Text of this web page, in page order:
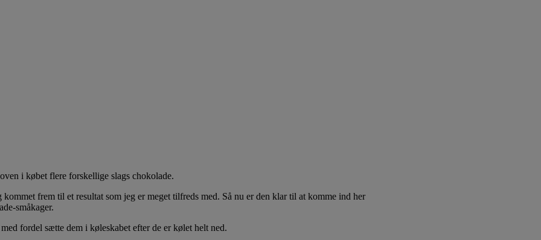
i købet flere forskellige slags chokolade.
frem til et resultat som jeg er meget tilfreds med. Så nu er den klar til at komme ind her
småkager.
fordel sætte dem i køleskabet efter de er kølet helt ned.